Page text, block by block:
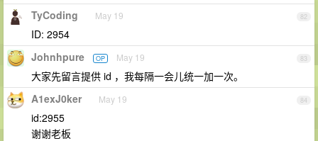
82
TyCoding May 19
ID: 2954
83
Johnhpure OP May 19
大家先留言提供 id ，我每隔一会儿统一加一次。
84
A1exJ0ker May 19
id:2955
谢谢老板